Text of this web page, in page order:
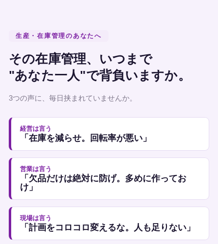
生産・在庫管理のあなたへ
その在庫管理、いつまで
"あなた一人"で背負いますか。
3つの声に、毎日挟まれていませんか。
経営は言う
「在庫を減らせ。回転率が悪い」
営業は言う
「欠品だけは絶対に防げ。多めに作ってお
け」
現場は言う
「計画をコロコロ変えるな。人も足りない」